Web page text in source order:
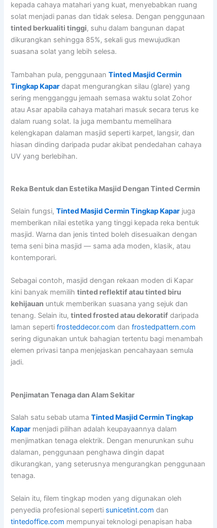
kepada cahaya matahari yang kuat, menyebabkan ruang
solat menjadi panas dan tidak selesa. Dengan penggunaan
tinted berkualiti tinggi, suhu dalam bangunan dapat
dikurangkan sehingga 85%, sekali gus mewujudkan
suasana solat yang lebih selesa.
Tambahan pula, penggunaanTinted Masjid Cermin
Tingkap Kapar dapat mengurangkan silau (glare) yang
sering mengganggu jemaah semasa waktu solat Zohor
atau Asar apabila cahaya matahari masuk secara terus ke
dalam ruang solat. Ia juga membantu memelihara
kelengkapan dalaman masjid seperti karpet, langsir, dan
hiasan dinding daripada pudar akibat pendedahan cahaya
UV yang berlebihan.
Reka Bentuk dan Estetika Masjid Dengan Tinted Cermin
Selain fungsi,Tinted Masjid Cermin Tingkap Kapar juga
memberikan nilai estetika yang tinggi kepada reka bentuk
masjid. Warna dan jenis tinted boleh disesuaikan dengan
tema seni bina masjid — sama ada moden, klasik, atau
kontemporari.
Sebagai contoh, masjid dengan rekaan moden di Kapar
kini banyak memilihtinted reflektif atau tinted biru
kehijauan untuk memberikan suasana yang sejuk dan
tenang. Selain itu,tinted frosted atau dekoratif daripada
laman sepertifrosteddecor.com danfrostedpattern.com
sering digunakan untuk bahagian tertentu bagi menambah
elemen privasi tanpa menjejaskan pencahayaan semula
jadi.
Penjimatan Tenaga dan Alam Sekitar
Salah satu sebab utamaTinted Masjid Cermin Tingkap
Kapar menjadi pilihan adalah keupayaannya dalam
menjimatkan tenaga elektrik. Dengan menurunkan suhu
dalaman, penggunaan penghawa dingin dapat
dikurangkan, yang seterusnya mengurangkan penggunaan
tenaga.
Selain itu, filem tingkap moden yang digunakan oleh
penyedia profesional seperti sunicetint.com dan
tintedoffice.com mempunyai teknologi penapisan haba